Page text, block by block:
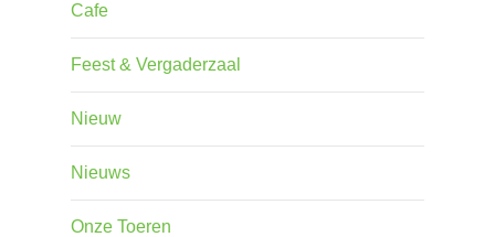
Cafe
Feest & Vergaderzaal
Nieuw
Nieuws
Onze Toeren